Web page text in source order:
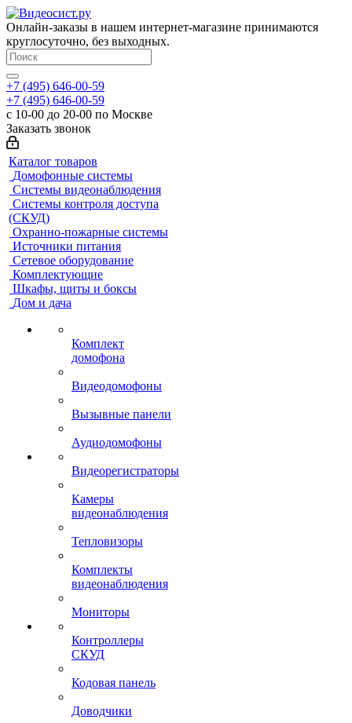
Онлайн-заказы в нашем интернет-магазине принимаются
круглосуточно, без выходных.
+7 (495) 646-00-59
+7 (495) 646-00-59
с 10-00 до 20-00 по Москве
Заказать звонок
Каталог товаров
Домофонные системы
Системы видеонаблюдения
Системы контроля доступа
(СКУД)
Охранно-пожарные системы
Источники питания
Сетевое оборудование
Комплектующие
Шкафы, щиты и боксы
Дом и дача
Комплект
домофона
Видеодомофоны
Вызывные панели
Аудиодомофоны
Видеорегистраторы
Камеры
видеонаблюдения
Тепловизоры
Комплекты
видеонаблюдения
Мониторы
Контроллеры
СКУД
Кодовая панель
Доводчики